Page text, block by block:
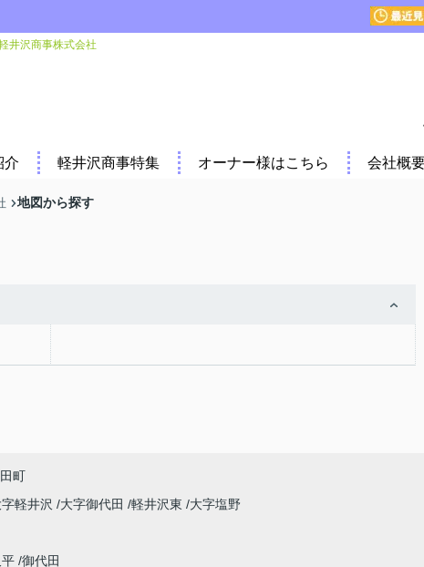
井沢商事株式会社
介 軽井沢商事特集 オーナー様はこちら 会社概
地図から探す
町
軽井沢 大字御代田 軽井沢東
大字塩野
御代田